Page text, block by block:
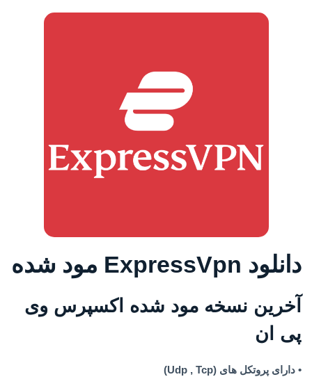
دانلود ExpressVpn مود شده
آخرین نسخه مود شده اکسپرس وی
پی ان
• دارای پروتکل های (Udp , Tcp)